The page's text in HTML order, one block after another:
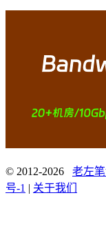
© 2012-2026 老左
号-1 | 关于我们